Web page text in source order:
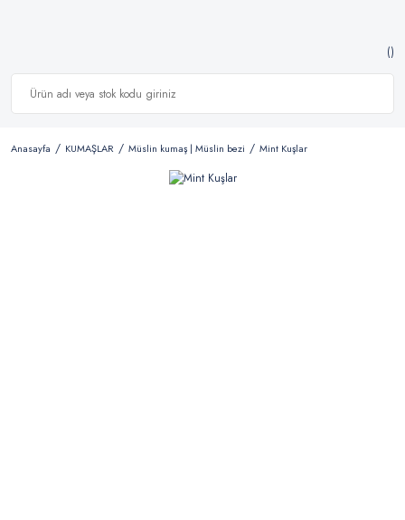
Anasayfa KUMAŞLAR Müslin kumaş | Müslin bezi Mint Kuşlar